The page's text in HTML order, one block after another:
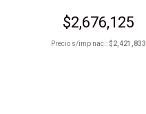
$2,676,125
Precio s/imp nac.:$2,421,833